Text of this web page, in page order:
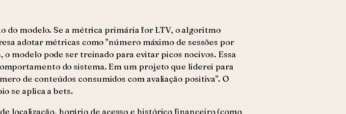
do modelo. Se a métrica primária for LTV, o algoritmo
adotar métricas como "número máximo de sessões por
modelo pode ser treinado para evitar picos nocivos. Essa
do sistema. Em um projeto que liderei para
de conteúdos consumidos com avaliação positiva". O
se aplica a bets.
localização, horário de acesso e histórico financeiro (como